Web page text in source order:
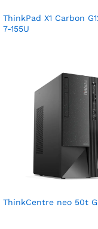
ThinkPad X1 Carbon
7-155U
ThinkCentre neo 50t